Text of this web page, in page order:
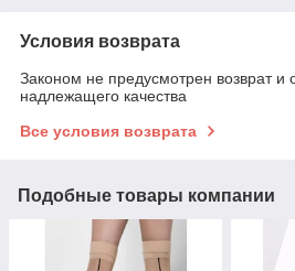
Условия возврата
Законом не предусмотрен возврат и
надлежащего качества
Все условия возврата
Подобные товары компании